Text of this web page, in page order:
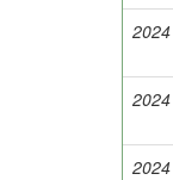
2024
2024
2024